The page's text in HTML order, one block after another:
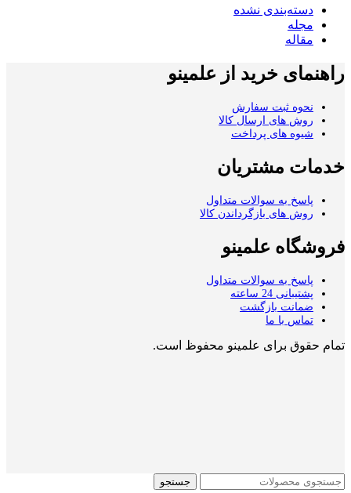
دسته‌بندی نشده
مجله
مقاله
راهنمای خرید از علمینو
نحوه ثبت سفارش
روش های ارسال کالا
شیوه های پرداخت
خدمات مشتریان
پاسخ به سوالات متداول
روش های بازگرداندن کالا
فروشگاه علمینو
پاسخ به سوالات متداول
پشتیبانی 24 ساعته
ضمانت بازگشت
تماس با ما
تمام حقوق برای علمینو محفوظ است.
جستجو